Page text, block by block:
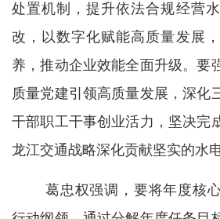
处置机制，提升依法合规经营
改，以数字化赋能高质量发展
养，推动企业效能全面升级。要
质量党建引领高质量发展，深化
干部职工干事创业活力，坚决完
龙江交通战略深化贡献坚实的水
葛忠权强调，要将年度核